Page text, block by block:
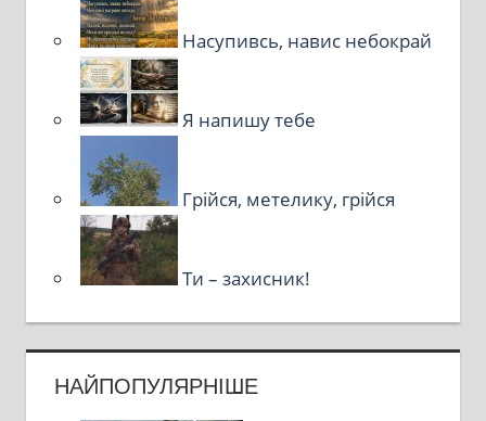
Насупивсь, навис небокрай
Я напишу тебе
Грійся, метелику, грійся
Ти – захисник!
НАЙПОПУЛЯРНІШЕ